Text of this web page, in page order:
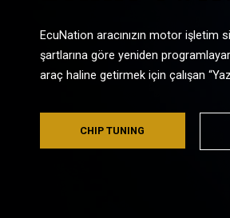
EcuNation aracınızın motor işletim
şartlarına göre yeniden
araç haline getirmek için çalışan
CHIP TUNING